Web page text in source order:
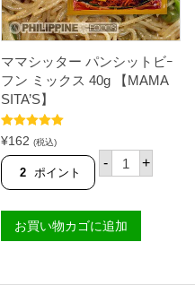
A
M
A
S
I
個
ママシッター パンシットビｰ
フン ミックス 40g 【MAMA
SITA’S】
5段階中5.00
の評価
¥162 (税込)
2 ポイント
- マ
マ
タ
ー
パ
ッ
+
お買い物カゴに追加